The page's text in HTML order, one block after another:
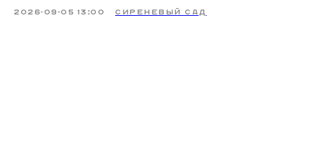
2026-09-05 13:00 СИРЕНЕВЫЙ САД